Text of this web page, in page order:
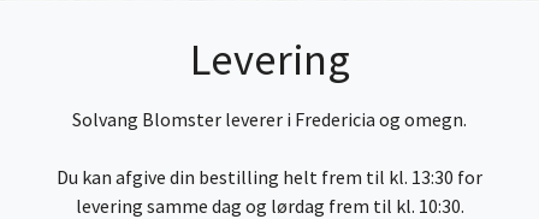
Levering
Solvang Blomster leverer i Fredericia og omegn.
Du kan afgive din bestilling helt frem til kl. 13:30 for
levering samme dag og lørdag frem til kl. 10:30.